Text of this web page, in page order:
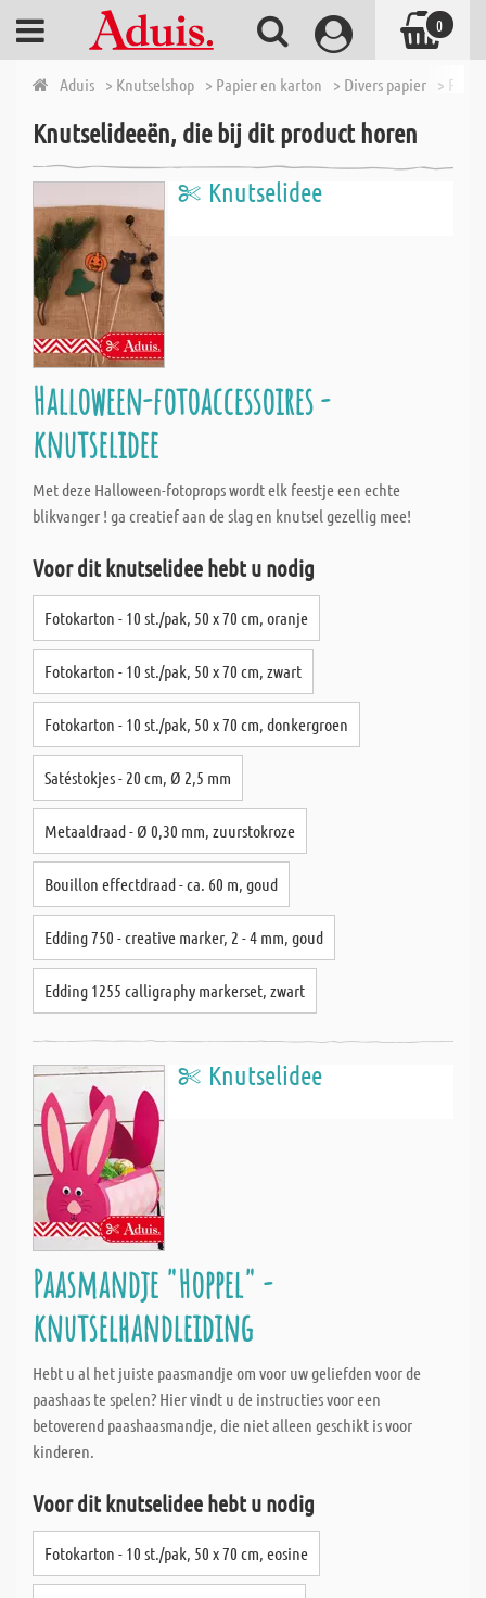
Aduis > Knutselshop > Papier en karton > Divers papier >
Knutselideeën, die bij dit product horen
Knutselidee
Halloween-fotoaccessoires -
knutselidee
Met deze Halloween-fotoprops wordt elk feestje een echte
blikvanger ! ga creatief aan de slag en knutsel gezellig mee!
Voor dit knutselidee hebt u nodig
Fotokarton - 10 st./pak, 50 x 70 cm, oranje
Fotokarton - 10 st./pak, 50 x 70 cm, zwart
Fotokarton - 10 st./pak, 50 x 70 cm, donkergroen
Satéstokjes - 20 cm, Ø 2,5 mm
Metaaldraad - Ø 0,30 mm, zuurstokroze
Bouillon effectdraad - ca. 60 m, goud
Edding 750 - creative marker, 2 - 4 mm, goud
Edding 1255 calligraphy markerset, zwart
Knutselidee
Paasmandje "Hoppel" -
knutselhandleiding
Hebt u al het juiste paasmandje om voor uw geliefden voor de
paashaas te spelen? Hier vindt u de instructies voor een
betoverend paashaasmandje, die niet alleen geschikt is voor
kinderen.
Voor dit knutselidee hebt u nodig
Fotokarton - 10 st./pak, 50 x 70 cm, eosine
0